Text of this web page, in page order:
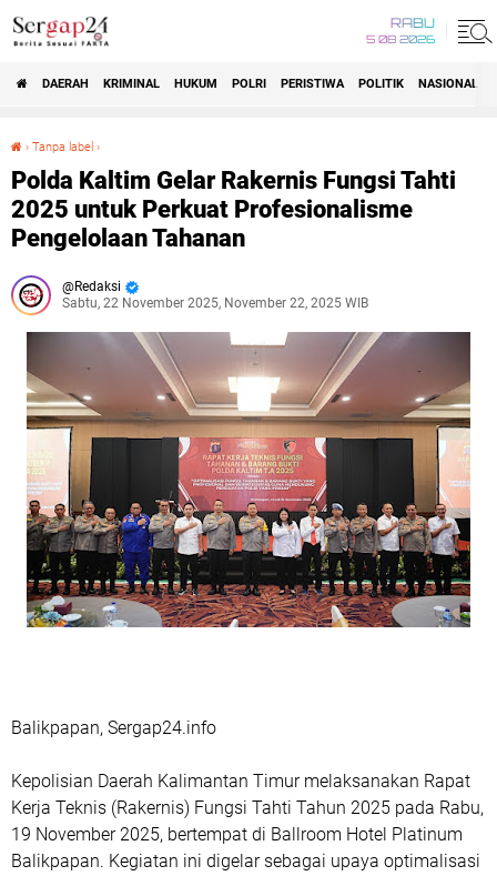
RABU
5 08 2026
DAERAH KRIMINAL HUKUM POLRI PERISTIWA POLITIK NASIONAL
› Tanpa label ›
Polda Kaltim Gelar Rakernis Fungsi Tahti
2025 untuk Perkuat Profesionalisme
Pengelolaan Tahanan
Redaksi
Sabtu, 22 November 2025, November 22, 2025 WIB
Balikpapan, Sergap24.info
Kepolisian Daerah Kalimantan Timur melaksanakan Rapat
Kerja Teknis (Rakernis) Fungsi Tahti Tahun 2025 pada Rabu,
19 November 2025, bertempat di Ballroom Hotel Platinum
Balikpapan. Kegiatan ini digelar sebagai upaya optimalisasi